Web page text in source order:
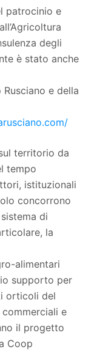
patrocinio e
degli
è stato anche
e della
territorio da
tempo
istituzionali
concorrono
di
la
alimentari
supporto per
orticoli del
commerciali e
il progetto
Coop